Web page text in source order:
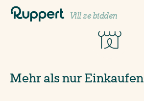
Vill ze bidden
Mehr als nur Einkaufen